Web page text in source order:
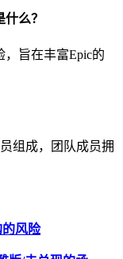
么？
旨在丰富Epic的
组成，团队成员拥
风险